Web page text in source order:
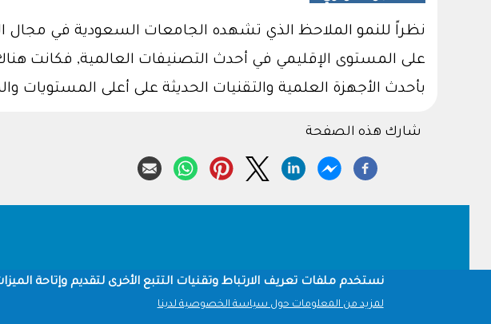
نظراً للنمو الملاحظ الذي تشهده الجامعات السعودية في
على المستوى الإقليمي في أحدث التصنيفات العالمية, فكانت
بأحدث الأجهزة العلمية والتقنيات الحديثة على أعلى المستويات
شارك هذه الصفحة
Footer حقوق النشر
نستخدم ملفات تعريف الارتباط وتقنيات التتبع الأخرى لتقديم وإتاحة
لمزيد من المعلومات حول سياسة الخصوصية لدينا